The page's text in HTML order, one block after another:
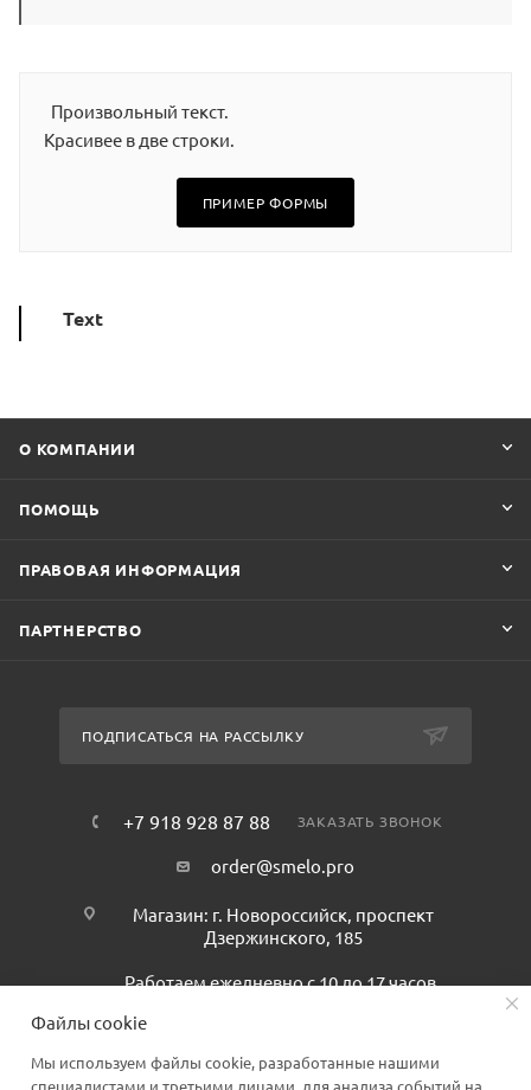
Произвольный текст.
Красивее в две строки.
ПРИМЕР ФОРМЫ
Text
О КОМПАНИИ
ПОМОЩЬ
ПРАВОВАЯ ИНФОРМАЦИЯ
ПАРТНЕРСТВО
ПОДПИСАТЬСЯ НА РАССЫЛКУ
+7 918 928 87 88 ЗАКАЗАТЬ ЗВОНОК
order@smelo.pro
Магазин: г. Новороссийск, проспект
Дзержинского, 185
Работаем ежедневно с 10 до 17 часов.
Файлы cookie
Мы используем файлы cookie, разработанные нашими
специалистами и третьими лицами, для анализа событий на